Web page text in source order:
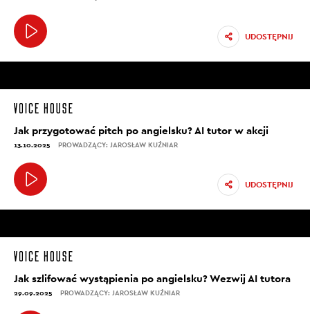
UDOSTĘPNIJ
Jak przygotować pitch po angielsku? AI tutor w akcji
13.10.2025 PROWADZĄCY: JAROSŁAW KUŹNIAR
UDOSTĘPNIJ
Jak szlifować wystąpienia po angielsku? Wezwij AI tutora
29.09.2025 PROWADZĄCY: JAROSŁAW KUŹNIAR